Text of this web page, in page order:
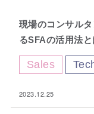
現場のコンサル
るSFAの活用法と
Sales
2023.12.25